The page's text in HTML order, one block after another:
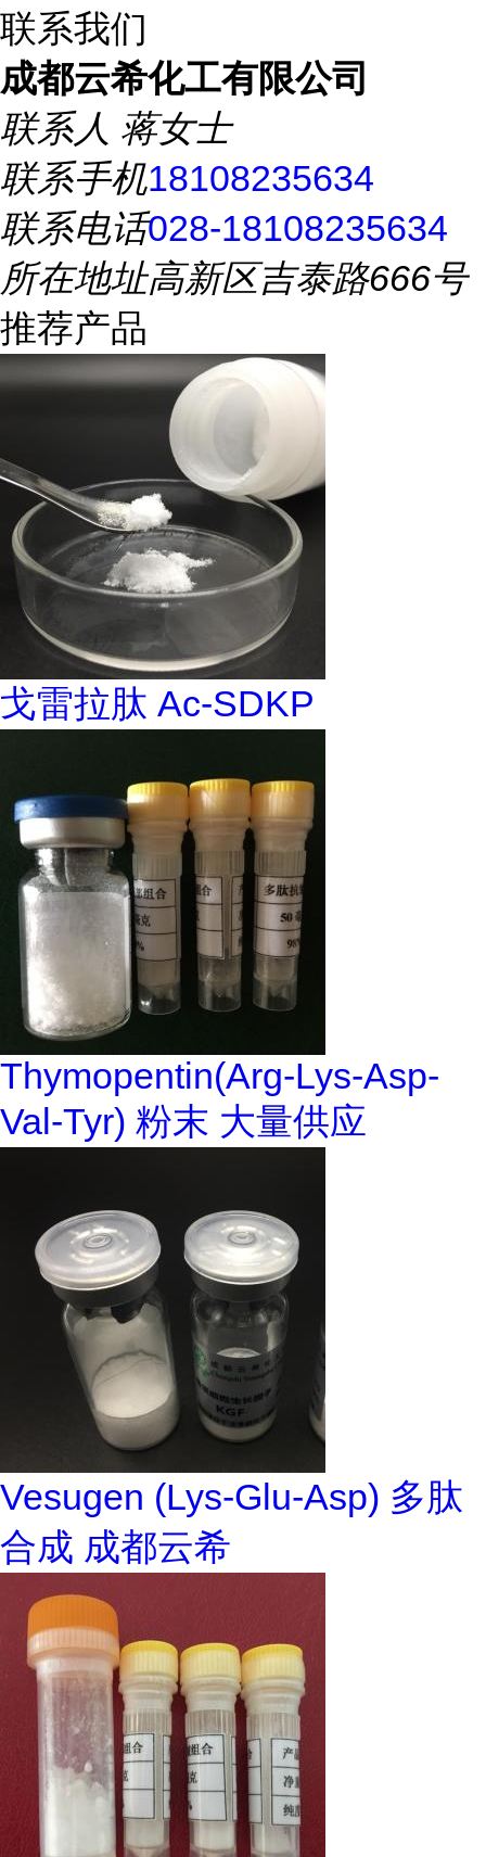
联系我们
成都云希化工有限公司
联系人 蒋女士
联系手机18108235634
联系电话028-18108235634
所在地址高新区吉泰路666号
推荐产品
戈雷拉肽 Ac-SDKP
Thymopentin(Arg-Lys-Asp-
Val-Tyr) 粉末 大量供应
Vesugen (Lys-Glu-Asp) 多肽
合成 成都云希